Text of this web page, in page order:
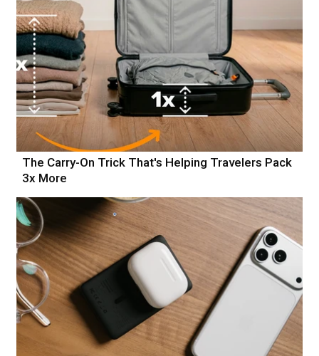
The Carry-On Trick That's Helping Travelers Pack
3x More